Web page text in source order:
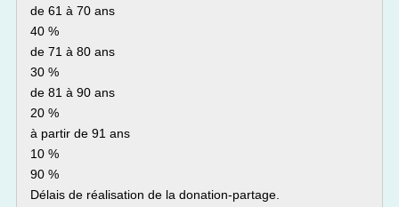
de 61 à 70 ans
40 %
de 71 à 80 ans
30 %
de 81 à 90 ans
20 %
à partir de 91 ans
10 %
90 %
Délais de réalisation de la donation-partage.